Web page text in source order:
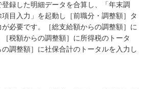
登録した明細データを合算し、「年末調
目入力」を起動し［前職分・調整額］タ
必要です。［総支給額からの調整額］に
税額からの調整額］に所得税のトータ
調整額］に社保合計のトータルを入力し